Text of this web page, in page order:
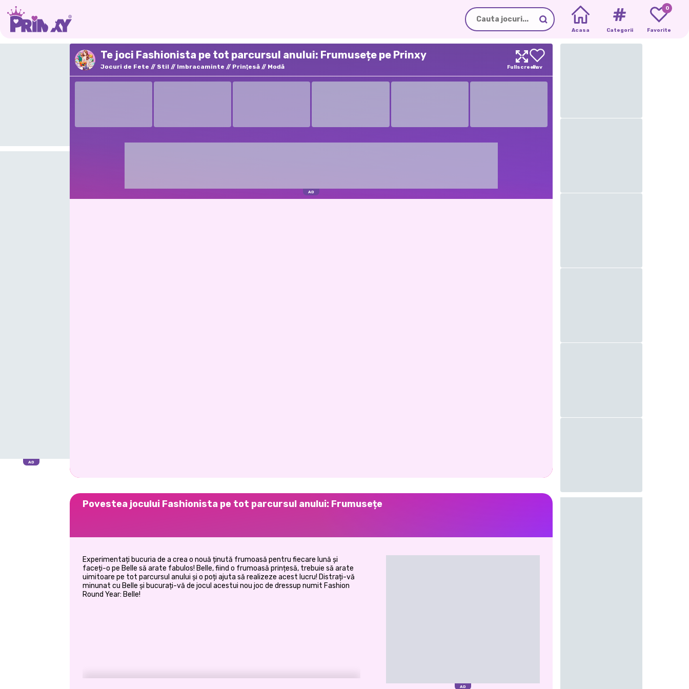
Acasa Categorii
0
Favorite
Te joci Fashionista pe tot parcursul anului: Frumusețe pe Prinxy
Jocuri de Fete Stil Imbracaminte Prinţesă Modă
Povestea jocului Fashionista pe tot parcursul anului: Frumusețe
Experimentați bucuria de a crea o nouă ținută frumoasă pentru fiecare lună și
faceți-o pe Belle să arate fabulos! Belle, fiind o frumoasă prințesă, trebuie să arate
uimitoare pe tot parcursul anului și o poți ajuta să realizeze acest lucru! Distrați-vă
minunat cu Belle și bucurați-vă de jocul acestui nou joc de dressup numit Fashion
Round Year: Belle!